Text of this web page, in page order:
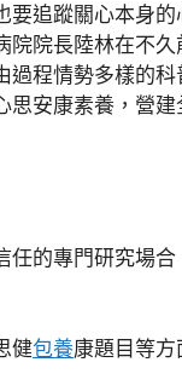
追蹤關心本身
院長陸林在不
程情勢多樣的
思安康素養，營
的專門研究場
健包養康題目等方